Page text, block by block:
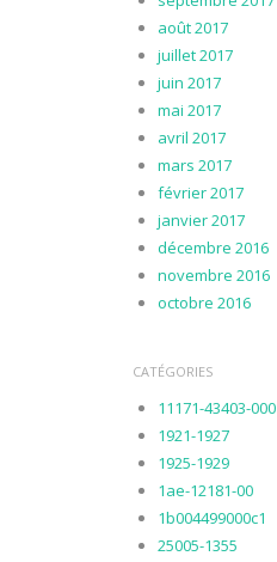
août 2017
juillet 2017
juin 2017
mai 2017
avril 2017
mars 2017
février 2017
janvier 2017
décembre 2016
novembre 2016
octobre 2016
CATÉGORIES
11171-43403-000
1921-1927
1925-1929
1ae-12181-00
1b004499000c1
25005-1355